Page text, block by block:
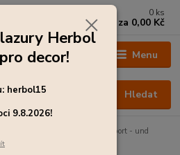
Menu
Hledat
0 ks
za 0,00 Kč
l Scandiccare Pergolový olej (Carport - und
Herbol
decor!
herbol15
9.8.2026!